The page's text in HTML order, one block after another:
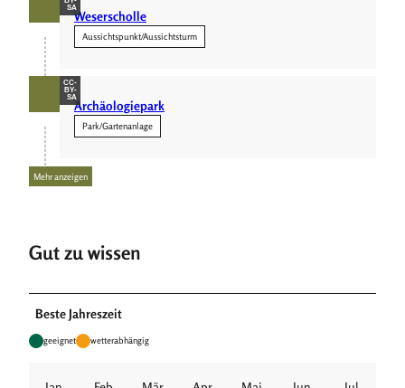
SA
Weserscholle
Aussichtspunkt/Aussichtsturm
CC-
BY-
SA
Archäologiepark
Park/Gartenanlage
Mehr anzeigen
Gut zu wissen
Beste Jahreszeit
geeignet wetterabhängig